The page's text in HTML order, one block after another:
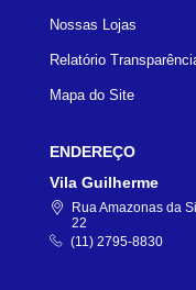
Nossas Lojas
Relatório
Mapa do Site
ENDEREÇO
Vila Guilherme
Rua Amazonas da
22
(11) 2795-8830